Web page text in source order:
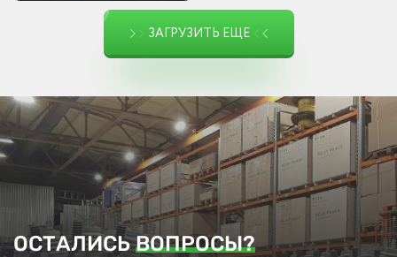
ЗАГРУЗИТЬ ЕЩЕ
ОСТАЛИСЬВОПРОСЫ?